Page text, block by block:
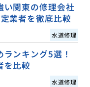
い関東の修理会社
業者を徹底比較
水道修理
ンキング5選！
を比較
水道修理